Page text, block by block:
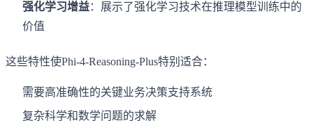
强化学习增益：展示了强化学习技术在推理模型训练中的
价值
这些特性使Phi-4-Reasoning-Plus特别适合：
需要高准确性的关键业务决策支持系统
复杂科学和数学问题的求解